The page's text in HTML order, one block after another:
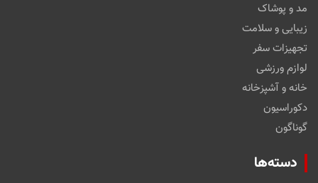
مد و پوشاک
زیبایی و سلامت
تجهیزات سفر
لوازم ورزشی
خانه و آشپزخانه
دکوراسیون
گوناگون
دسته‌ها